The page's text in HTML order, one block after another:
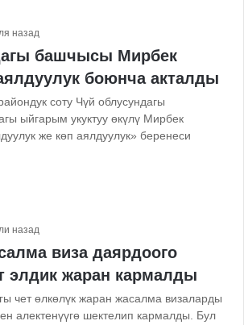
назад
башчысы Мирбек
боюнча акталды
соту Чүй облусундагы
ыйгарым укуктуу өкүлү Мирбек
же көп аялдуулук» беренеси
назад
виза даярдоого
элдик жаран кармалды
чет өлкөлүк жаран жасалма визаларды
алектенүүгө шектелип кармалды. Бул